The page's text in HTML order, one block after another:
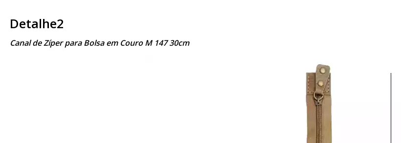
Detalhe2
Canal de Zíper para Bolsa em Couro M 147 30cm